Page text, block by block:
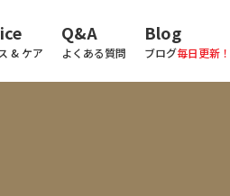
& ケア
Q&A
よくある質問
Blog
ブログ毎日更新！